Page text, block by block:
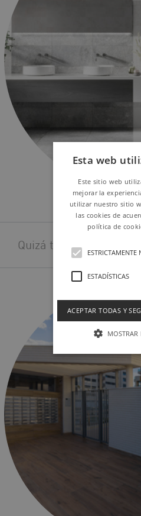
Quizá también te
Esta web
Este sitio web
mejorar la
utilizar nuestro sitio
las cookies de
política de
ESTRICTAMENTE
ESTADÍSTICAS
ACEPTAR TODAS Y
MOSTRAR